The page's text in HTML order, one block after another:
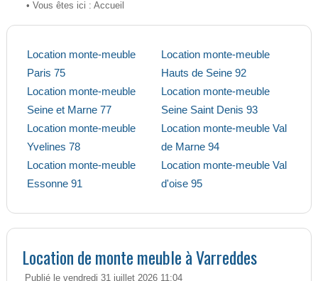
• Vous êtes ici : Accueil
Location monte-meuble
Paris 75
Location monte-meuble
Seine et Marne 77
Location monte-meuble
Yvelines 78
Location monte-meuble
Essonne 91
Location monte-meuble
Hauts de Seine 92
Location monte-meuble
Seine Saint Denis 93
Location monte-meuble Val
de Marne 94
Location monte-meuble Val
d'oise 95
Location de monte meuble à Varreddes
Publié le vendredi 31 juillet 2026 11:04